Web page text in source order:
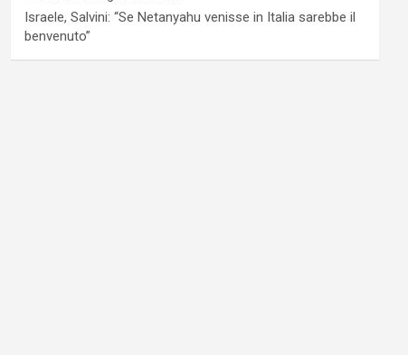
Israele, Salvini: “Se Netanyahu venisse in Italia sarebbe il
benvenuto”